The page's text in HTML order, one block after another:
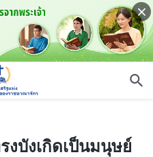
ย์เพื่อทรงพระราชกิจ
งบังเกิดเป็นมนุษย์